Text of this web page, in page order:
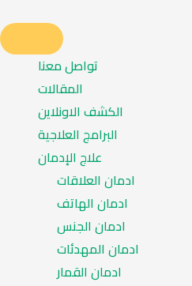
تواصل معنا
المقالات
الكشف الاونلاين
البرامج العلاجية
علاج الإدمان
ادمان العلاقات
ادمان الهاتف
ادمان الجنس
ادمان المهدئات
ادمان القمار